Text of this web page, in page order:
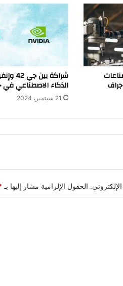
شراكة
الذكاء الاصطناعي في
21 سبتمبر، 2024
الحقول الإلزامية مشار إليها بـ